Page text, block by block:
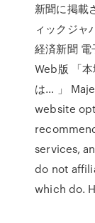
新聞に掲載
ィックジャ
経済新聞
Web版 「
は… 」
website
services,
do not
which do.